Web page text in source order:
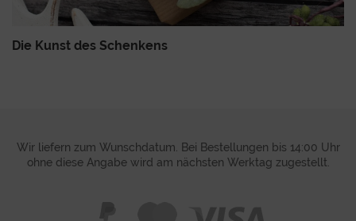
Die Kunst des Schenkens
Wir liefern zum Wunschdatum. Bei Bestellungen bis 14:00 Uhr
ohne diese Angabe wird am nächsten Werktag zugestellt.